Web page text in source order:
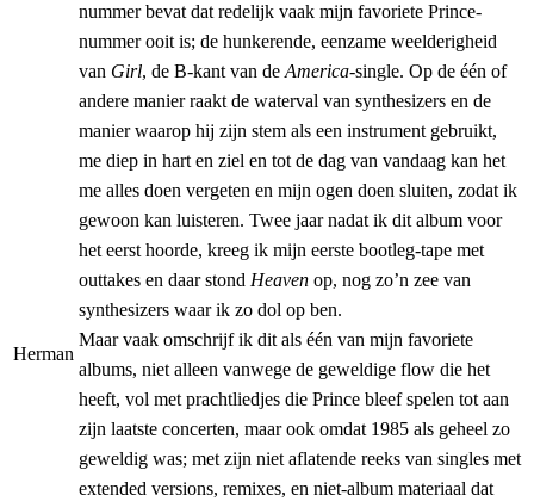
Herman
nummer bevat dat redelijk vaak mijn favoriete Prince-
nummer ooit is; de hunkerende, eenzame weelderigheid
van Girl, de B-kant van de America-single. Op de één of
andere manier raakt de waterval van synthesizers en de
manier waarop hij zijn stem als een instrument gebruikt,
me diep in hart en ziel en tot de dag van vandaag kan het
me alles doen vergeten en mijn ogen doen sluiten, zodat ik
gewoon kan luisteren. Twee jaar nadat ik dit album voor
het eerst hoorde, kreeg ik mijn eerste bootleg-tape met
outtakes en daar stond Heaven op, nog zo’n zee van
synthesizers waar ik zo dol op ben.
Maar vaak omschrijf ik dit als één van mijn favoriete
albums, niet alleen vanwege de geweldige flow die het
heeft, vol met prachtliedjes die Prince bleef spelen tot aan
zijn laatste concerten, maar ook omdat 1985 als geheel zo
geweldig was; met zijn niet aflatende reeks van singles met
extended versions, remixes, en niet-album materiaal dat